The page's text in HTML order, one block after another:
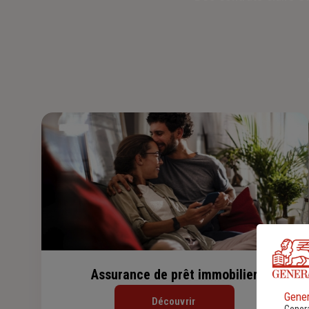
Assurance de prêt immobilier
Découvrir